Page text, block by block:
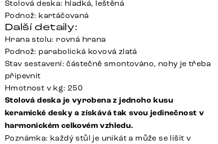
Stolová deska: hladká, leštěná
Podnož: kartáčovaná
Další detaily:
Hrana stolu: rovná hrana
Podnož: parabolická kovová zlatá
Stav sestavení: částečně smontováno, nohy je třeba
připevnit
Hmotnost v kg: 250
Stolová deska je vyrobena z jednoho kusu
keramické desky a získává tak svou jedinečnost v
harmonickém celkovém vzhledu.
Poznámka: každý stůl je unikát a může se lišit v